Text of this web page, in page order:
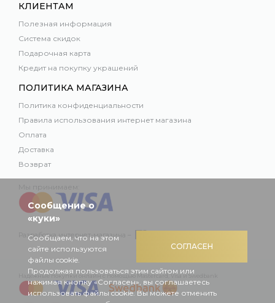
КЛИЕНТАМ
Полезная информация
Система скидок
Подарочная карта
Кредит на покупку украшений
ПОЛИТИКА МАГАЗИНА
Политика конфиденциальности
Правила использования интернет магазина
Оплата
Доставка
Возврат
Разработка интернет-магазина –
Надежные покупки онлайн с помощью Mastercard, Visa и Swedbank
СОГЛАСЕН
Сообщение о
«куки»
Сообщаем, что на этом
сайте используются
файлы cookie.
Продолжая пользоваться этим сайтом или
нажимая кнопку «Согласен», вы соглашаетесь
использовать файлы cookie. Вы можете отменить